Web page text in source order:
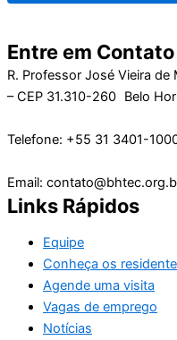
Entre em Contato
R. Professor José Vieira
– CEP 31.310-260 Belo
Telefone: +55 31 3401-
Email:
Links Rápidos
Equipe
Conheça os
Agende uma visita
Vagas de emprego
Notícias